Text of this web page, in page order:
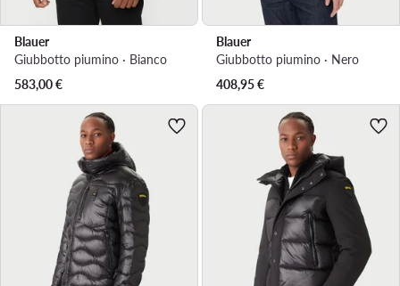
Blauer
Giubbotto piumino · Bianco
583,00€
Blauer
Giubbotto piumino · Nero
408,95€